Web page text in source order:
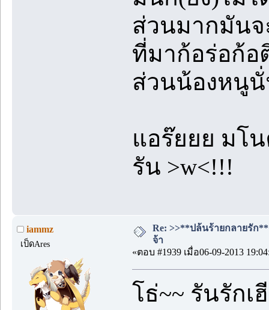
ส่วนมากมันจ
ที่มาก้อร่อก้อ
ส่วนน้องหนูนั่
แอร๊ยยย มโ
รัน >w<!!!
iammz
เป็ดAres
Re: >>**ปล้นร้ายกลายรัก
จ้า
«ตอบ #1939 เมื่อ06-09-2013
โธ่~~ รันรักเ